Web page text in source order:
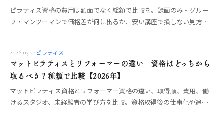
ピラティス資格の費用は額面でなく総額で比較を。録画のみ・グルー
プ・マンツーマンで価格差が何に出るか、安い講座で損しない見方、
2026.03.24ピラティス
マットピラティスとリフォーマーの違い｜資格はどっちから
取るべき？種類で比較【2026年】
マットピラティス資格とリフォーマー資格の違い、取得順、費用、働
けるスタジオ、未経験者の学び方を比較。資格取得後の仕事化や追加